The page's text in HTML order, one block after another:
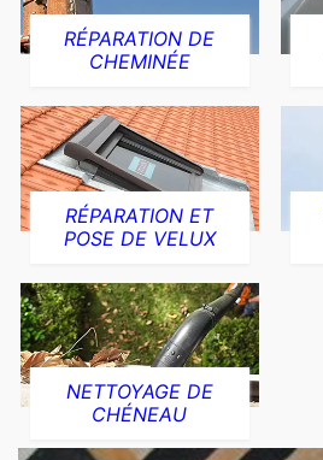
RÉPARATION DE
CHEMINÉE
RÉPARATION ET
POSE DE VELUX
NETTOYAGE DE
CHÉNEAU